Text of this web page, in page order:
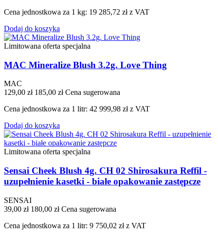
Cena jednostkowa za 1 kg: 19 285,72 zł z VAT
Dodaj do koszyka
Limitowana oferta specjalna
MAC Mineralize Blush 3.2g. Love Thing
MAC
129,00 zł 185,00 zł Cena sugerowana
Cena jednostkowa za 1 litr: 42 999,98 zł z VAT
Dodaj do koszyka
Limitowana oferta specjalna
Sensai Cheek Blush 4g. CH 02 Shirosakura Reffil -
uzupełnienie kasetki - białe opakowanie zastępcze
SENSAI
39,00 zł 180,00 zł Cena sugerowana
Cena jednostkowa za 1 litr: 9 750,02 zł z VAT